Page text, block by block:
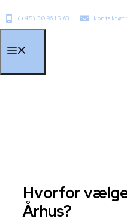
Hop
til
(+45) 30 96 15 63
Hvorfor
Århus?